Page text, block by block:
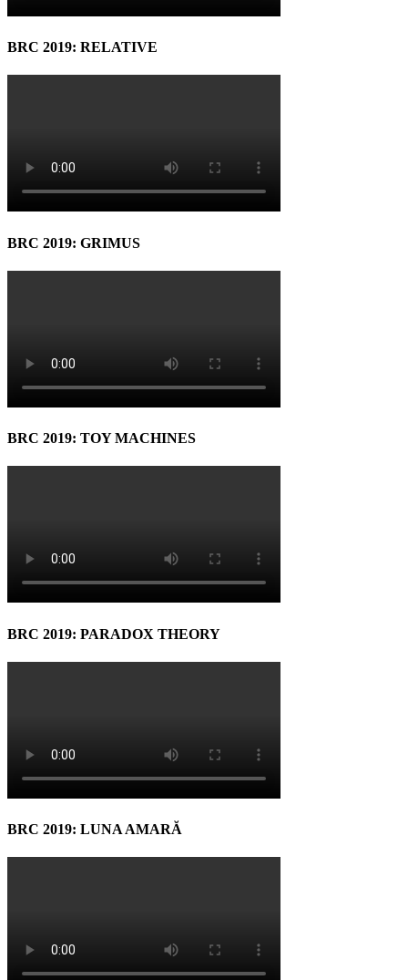
BRC 2019: RELATIVE
BRC 2019: GRIMUS
BRC 2019: TOY MACHINES
BRC 2019: PARADOX THEORY
BRC 2019: LUNA AMARĂ